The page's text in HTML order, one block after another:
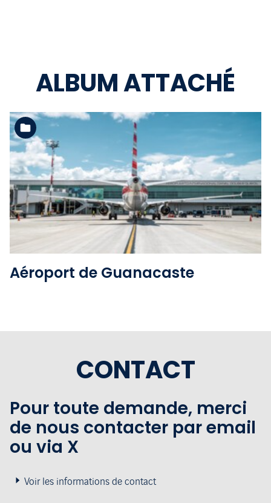
ALBUM ATTACHÉ
Voir l'album
Aéroport de Guanacaste
CONTACT
Pour toute demande, merci
de nous contacter par email
ou via X
Voir les informations de contact